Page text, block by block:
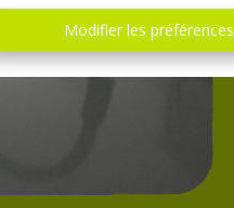
Modifier les préférences